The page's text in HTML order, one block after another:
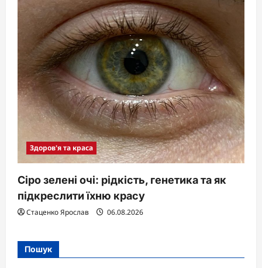
Здоров'я та краса
Сіро зелені очі: рідкість, генетика та як
підкреслити їхню красу
Стаценко Ярослав 06.08.2026
Пошук